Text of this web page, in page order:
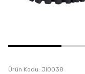
Ürün Kodu: JI0038